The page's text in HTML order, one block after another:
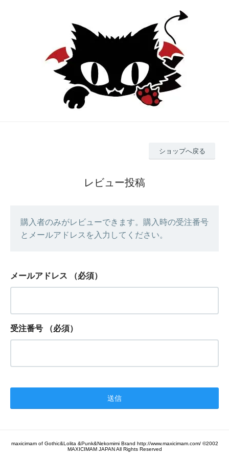
ショップへ戻る
レビュー投稿
購入者のみがレビューできます。購入時の受注番号
とメールアドレスを入力してください。
メールアドレス （必須）
受注番号 （必須）
maxicimam of Gothic&Lolita &Punk&Nekomimi Brand http://www.maxicimam.com/ ©2002
MAXICIMAM JAPAN All Rights Reserved